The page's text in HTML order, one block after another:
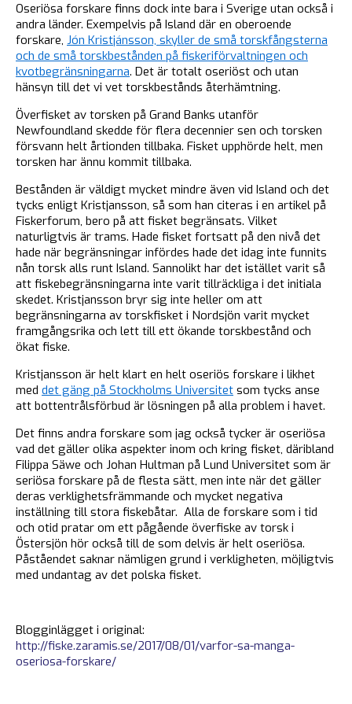
Oseriösa forskare finns dock inte bara i Sverige utan också i
andra länder. Exempelvis på Island där en oberoende
forskare, Jón Kristjánsson, skyller de små torskfångsterna
och de små torskbestånden på fiskeriförvaltningen och
kvotbegränsningarna. Det är totalt oseriöst och utan
hänsyn till det vi vet torskbestånds återhämtning.
Överfisket av torsken på Grand Banks utanför
Newfoundland skedde för flera decennier sen och torsken
försvann helt årtionden tillbaka. Fisket upphörde helt, men
torsken har ännu kommit tillbaka.
Bestånden är väldigt mycket mindre även vid Island och det
tycks enligt Kristjansson, så som han citeras i en artikel på
Fiskerforum, bero på att fisket begränsats. Vilket
naturligtvis är trams. Hade fisket fortsatt på den nivå det
hade när begränsningar infördes hade det idag inte funnits
nån torsk alls runt Island. Sannolikt har det istället varit så
att fiskebegränsningarna inte varit tillräckliga i det initiala
skedet. Kristjansson bryr sig inte heller om att
begränsningarna av torskfisket i Nordsjön varit mycket
framgångsrika och lett till ett ökande torskbestånd och
ökat fiske.
Kristjansson är helt klart en helt oseriös forskare i likhet
med det gäng på Stockholms Universitet som tycks anse
att bottentrålsförbud är lösningen på alla problem i havet.
Det finns andra forskare som jag också tycker är oseriösa
vad det gäller olika aspekter inom och kring fisket, däribland
Filippa Säwe och Johan Hultman på Lund Universitet som är
seriösa forskare på de flesta sätt, men inte när det gäller
deras verklighetsfrämmande och mycket negativa
inställning till stora fiskebåtar. Alla de forskare som i tid
och otid pratar om ett pågående överfiske av torsk i
Östersjön hör också till de som delvis är helt oseriösa.
Påståendet saknar nämligen grund i verkligheten, möjligtvis
med undantag av det polska fisket.
Blogginlägget i original:
http://fiske.zaramis.se/2017/08/01/varfor-sa-manga-
oseriosa-forskare/